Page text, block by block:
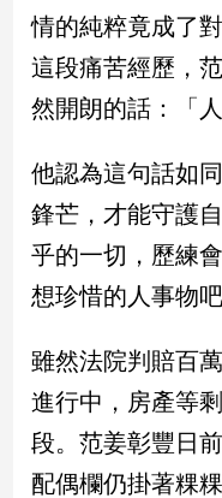
際
會/
地
方
新
冠
病
專
區
南
台
灣
觀
情的純粹竟成了
這段痛苦經歷，
然開朗的話：「
他認為這句話如
鋒芒，才能守護
乎的一切，歷練
想珍惜的人事物吧
雖然法院判賠百
進行中，房產等
段。范姜彰豐日
配偶欄仍掛著粿